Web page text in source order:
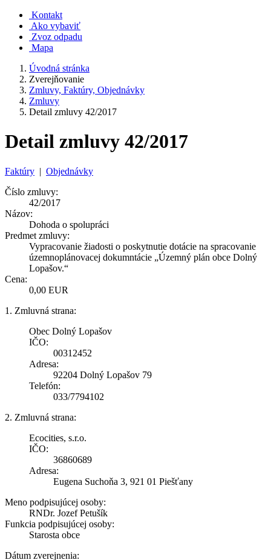
Kontakt
Ako vybaviť
Zvoz odpadu
Mapa
Úvodná stránka
Zverejňovanie
Zmluvy, Faktúry, Objednávky
Zmluvy
Detail zmluvy 42/2017
Detail zmluvy 42/2017
Faktúry | Objednávky
Číslo zmluvy:
42/2017
Názov:
Dohoda o spolupráci
Predmet zmluvy:
Vypracovanie žiadosti o poskytnutie dotácie na spracovanie
územnoplánovacej dokumntácie „Územný plán obce Dolný
Lopašov.“
Cena:
0,00 EUR
1. Zmluvná strana:
Obec Dolný Lopašov
IČO:
00312452
Adresa:
92204 Dolný Lopašov 79
Telefón:
033/7794102
2. Zmluvná strana:
Ecocities, s.r.o.
IČO:
36860689
Adresa:
Eugena Suchoňa 3, 921 01 Piešťany
Meno podpisujúcej osoby:
RNDr. Jozef Petušík
Funkcia podpisujúcej osoby:
Starosta obce
Dátum zverejnenia: